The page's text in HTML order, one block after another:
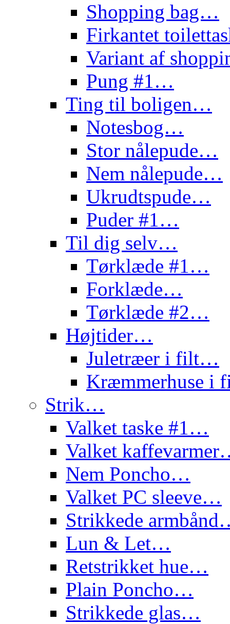
Shopping bag…
Firkantet
Variant af
Pung #1…
Ting til boligen…
Notesbog…
Stor nålepude…
Nem nålepude…
Ukrudtspude…
Puder #1…
Til dig selv…
Tørklæde #1…
Forklæde…
Tørklæde #2…
Højtider…
Juletræer i filt…
Kræmmerhuse
Strik…
Valket taske #1…
Valket
Nem Poncho…
Valket PC sleeve…
Strikkede
Lun & Let…
Retstrikket hue…
Plain Poncho…
Strikkede glas…